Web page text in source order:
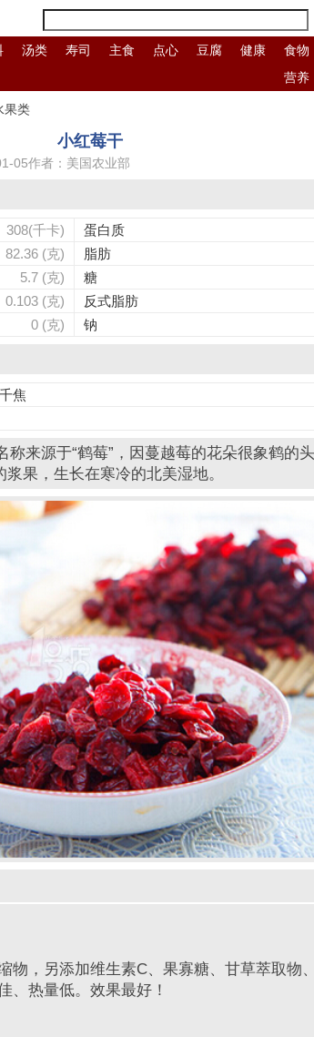
汤类 寿司 主食 点心 豆腐 健康
食物
营养
果类
小红莓干
05作者：美国农业部
308(千卡)
蛋白质
82.36 (克)
脂肪
5.7 (克)
糖
0.103 (克)
反式脂肪
0 (克)
钠
焦
来源于“鹤莓”，因蔓越莓的花朵很象鹤的头
果，生长在寒冷的北美湿地。
，另添加维生素C、果寡糖、甘草萃取物
、热量低。效果最好！